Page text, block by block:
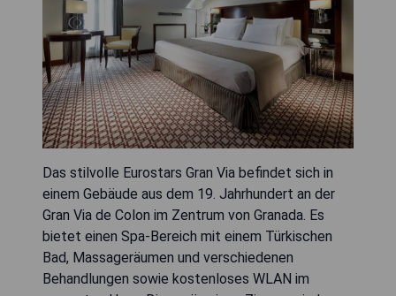
Das stilvolle Eurostars Gran Via befindet sich in
einem Gebäude aus dem 19. Jahrhundert an der
Gran Via de Colon im Zentrum von Granada. Es
bietet einen Spa-Bereich mit einem Türkischen
Bad, Massageräumen und verschiedenen
Behandlungen sowie kostenloses WLAN im